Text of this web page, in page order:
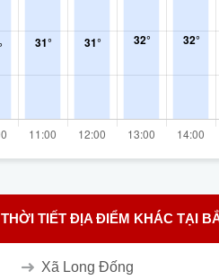
THỜI TIẾT ĐỊA ĐIỂM KHÁC TẠI
Xã Long Đống